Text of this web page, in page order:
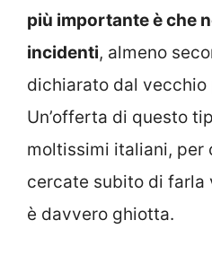
più importante è che
incidenti, almeno
dichiarato dal vecchio
Un’offerta di questo
moltissimi italiani, per
cercate subito di farla
è davvero ghiotta.